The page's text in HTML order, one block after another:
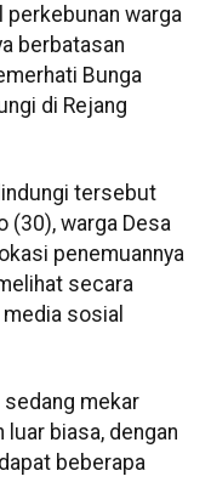
perkebunan warga
berbatasan
Bunga
di Rejang
tersebut
(30), warga Desa
penemuannya
secara
sosial
mekar
biasa, dengan
beberapa